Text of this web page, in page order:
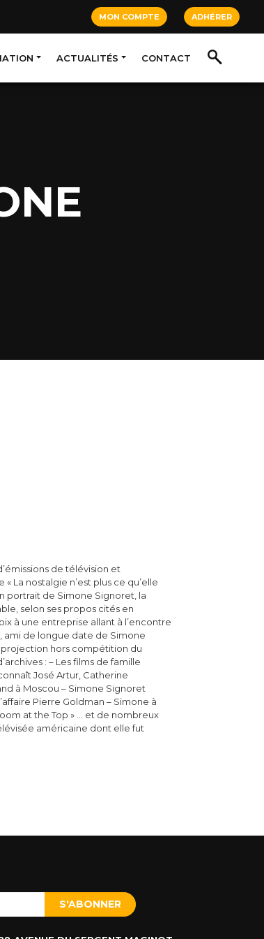
MON COMPTE ADHÉRER
ACTUALITÉS CONTACT
de télévision et
La nostalgie n’est plus ce qu’elle
portrait de Simone Signoret, la
selon ses propos cités en
à une entreprise allant à l’encontre
ami de longue date de Simone
hors compétition du
: – Les films de famille
José Artur, Catherine
à Moscou – Simone Signoret
Pierre Goldman – Simone à
at the Top » … et de nombreux
américaine dont elle fut